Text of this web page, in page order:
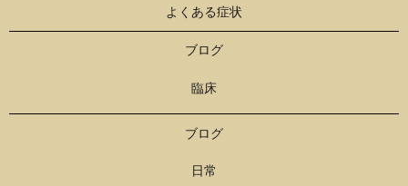
よくある症状
ブログ
臨床
ブログ
日常